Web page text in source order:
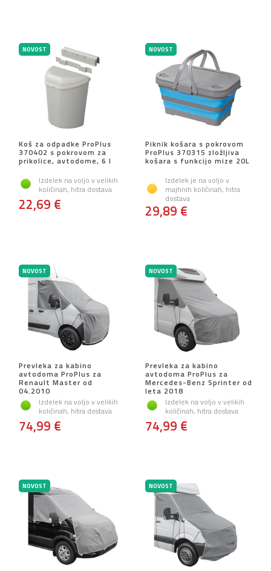
NOVOST
Koš za odpadke ProPlus
370402 s pokrovom za
prikolice, avtodome, 6 l
Izdelek na voljo v velikih
količinah, hitra dostava
22,69 €
NOVOST
Piknik košara s pokrovom
ProPlus 370315 zložljiva
košara s funkcijo mize 20L
Izdelek je na voljo v
majhnih količinah, hitra
dostava
29,89 €
NOVOST
Prevleka za kabino
avtodoma ProPlus za
Renault Master od
04.2010
Izdelek na voljo v velikih
količinah, hitra dostava
74,99 €
NOVOST
Prevleka za kabino
avtodoma ProPlus za
Mercedes-Benz Sprinter od
leta 2018
Izdelek na voljo v velikih
količinah, hitra dostava
74,99 €
NOVOST NOVOST